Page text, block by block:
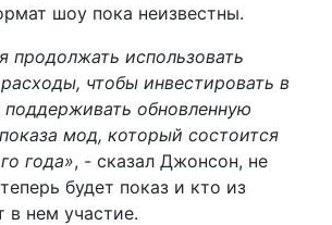
шоу пока неизвестны.
продолжать использовать
чтобы инвестировать в
обновленную
мод, который состоится
года», - сказал Джонсон, не
будет показ и кто из
в нем участие.